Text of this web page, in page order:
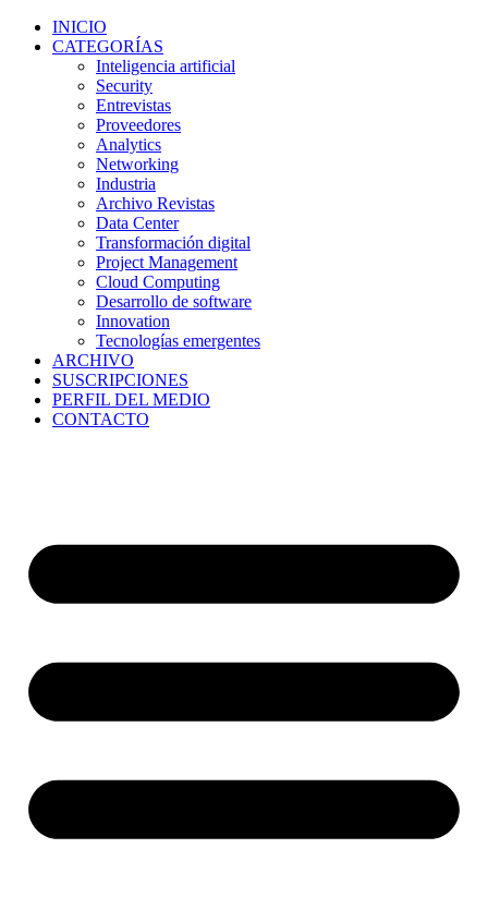
INICIO
CATEGORÍAS
Inteligencia artificial
Security
Entrevistas
Proveedores
Analytics
Networking
Industria
Archivo Revistas
Data Center
Transformación digital
Project Management
Cloud Computing
Desarrollo de software
Innovation
Tecnologías emergentes
ARCHIVO
SUSCRIPCIONES
PERFIL DEL MEDIO
CONTACTO